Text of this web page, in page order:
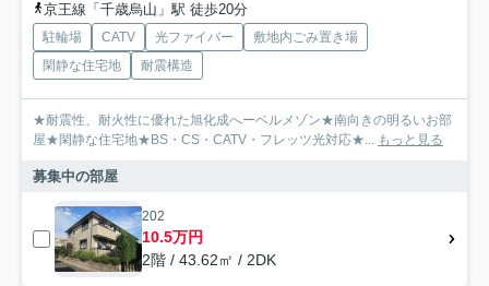
京王線「千歳烏山」駅 徒歩20分
駐輪場 CATV 光ファイバー
敷地内ごみ置き場
閑静な住宅地
耐震構造
★耐震性、耐火性に優れた旭化成へーベルメゾン★南向きの明るいお部
屋★閑静な住宅地★BS・CS・CATV・フレッツ光対応★... もっと見る
募集中の部屋
202
10.5万円
2階 / 43.62㎡ / 2DK